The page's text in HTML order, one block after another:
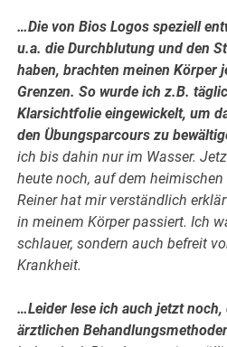
…Die von Bios Logos speziell
u.a. die Durchblutung und den
haben, brachten meinen Körper
Grenzen. So wurde ich z.B.
Klarsichtfolie eingewickelt, um
den Übungsparcours zu
ich bis dahin nur im Wasser.
heute noch, auf dem
Reiner hat mir verständlich
in meinem Körper passiert. Ich
schlauer, sondern auch befreit
Krankheit.
…Leider lese ich auch jetzt noch,
ärztlichen